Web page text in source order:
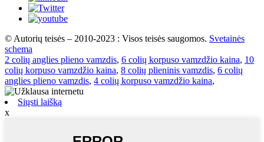
© Autorių teisės – 2010-2023 : Visos teisės saugomos. Svetainės
schema
2 colių anglies plieno vamzdis, 6 colių korpuso vamzdžio kaina, 10
colių korpuso vamzdžio kaina, 8 colių plieninis vamzdis, 6 colių
anglies plieno vamzdis, 4 colių korpuso vamzdžio kaina,
Siųsti laišką
x